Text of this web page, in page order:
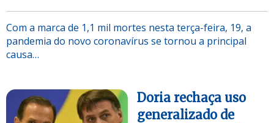
Com a marca de 1,1 mil mortes nesta terça-feira, 19, a
pandemia do novo coronavírus se tornou a principal
causa…
Doria rechaça uso
generalizado de